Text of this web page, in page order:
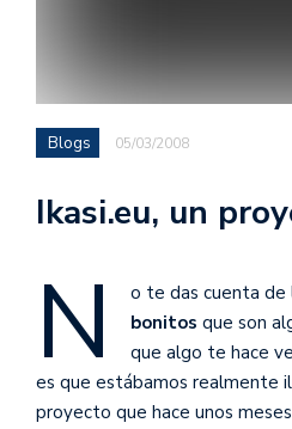
Blogs 05/03/2008
Ikasi.eu, un
N o te das cuenta de
bonitos que son
que algo te hace
es que estábamos realmente
proyecto que hace unos